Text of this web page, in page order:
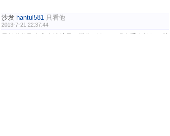
沙发 hantul581 只看他
2013-7-21 22:37:44